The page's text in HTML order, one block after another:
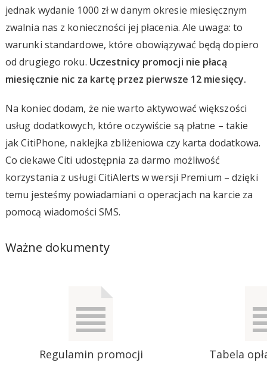
jednak wydanie 1000 zł w danym okresie miesięcznym
zwalnia nas z konieczności jej płacenia. Ale uwaga: to
warunki standardowe, które obowiązywać będą dopiero
od drugiego roku. Uczestnicy promocji nie płacą
miesięcznie nic za kartę przez pierwsze 12 miesięcy.
Na koniec dodam, że nie warto aktywować większości
usług dodatkowych, które oczywiście są płatne – takie
jak CitiPhone, naklejka zbliżeniowa czy karta dodatkowa.
Co ciekawe Citi udostępnia za darmo możliwość
korzystania z usługi CitiAlerts w wersji Premium – dzięki
temu jesteśmy powiadamiani o operacjach na karcie za
pomocą wiadomości SMS.
Ważne dokumenty
Regulamin promocji Tabela